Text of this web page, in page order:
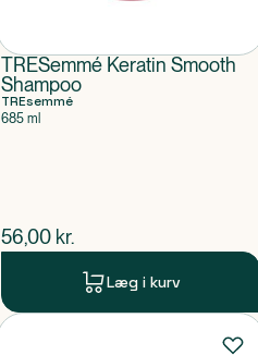
TRESemmé Keratin Smooth
Shampoo
TREsemmé
685 ml
$nuværende pris
56,00 kr.
Læg i kurv